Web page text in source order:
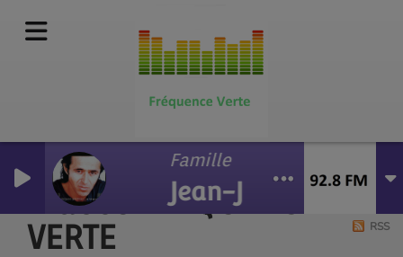
Famille
Jean-Jacques
Vidéos FREQUENCE
VERTE
RSS